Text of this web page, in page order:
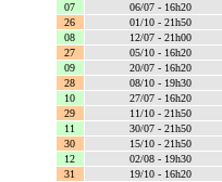
07
06/07 - 16h20
26
01/10 - 21h50
08
12/07 - 21h00
27
05/10 - 16h20
09
20/07 - 16h20
28
08/10 - 19h30
10
27/07 - 16h20
29
11/10 - 21h50
11
30/07 - 21h50
30
15/10 - 21h50
12
02/08 - 19h30
31
19/10 - 16h20